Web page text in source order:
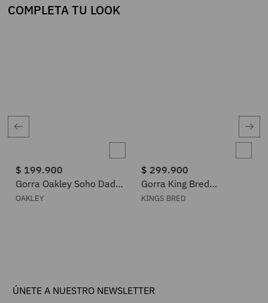
COMPLETA TU LOOK
$ 199.900
Gorra Oakley Soho Dad
Hat
OAKLEY
$ 299.900
Gorra King Bred
THEOAKTOWN
KINGS BRED
ÚNETE A NUESTRO NEWSLETTER